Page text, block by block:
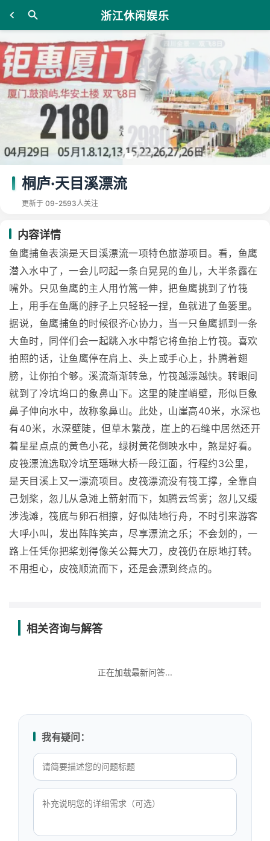
浙江休闲娱乐
桐庐·天目溪漂流
更新于 09-2593人关注
内容详情
鱼鹰捕鱼表演是天目溪漂流一项特色旅游项目。看，鱼鹰
潜入水中了，一会儿叼起一条白晃晃的鱼儿，大半条露在
嘴外。只见鱼鹰的主人用竹篙一伸，把鱼鹰挑到了竹筏
上，用手在鱼鹰的脖子上只轻轻一捏，鱼就进了鱼篓里。
据说，鱼鹰捕鱼的时候很齐心协力，当一只鱼鹰抓到一条
大鱼时，同伴们会一起跳入水中帮它将鱼抬上竹筏。喜欢
拍照的话，让鱼鹰停在肩上、头上或手心上，扑腾着翅
膀，让你拍个够。溪流渐渐转急，竹筏越漂越快。转眼间
就到了冷坑坞口的象鼻山下。这里的陡崖峭壁，形似巨象
鼻子伸向水中，故称象鼻山。此处，山崖高40米，水深也
有40米，水深壁陡，但草木繁茂，崖上的石缝中居然还开
着星星点点的黄色小花，绿树黄花倒映水中，煞是好看。
皮筏漂流选取冷坑至瑶琳大桥一段江面，行程约3公里，
是天目溪上又一漂流项目。皮筏漂流没有筏工撑，全靠自
己划桨，忽儿从急滩上箭射而下，如腾云驾雾；忽儿又缓
涉浅滩，筏底与卵石相擦，好似陆地行舟，不时引来游客
大呼小叫，发出阵阵笑声，尽享漂流之乐；不会划的，一
路上任凭你把桨划得像关公舞大刀，皮筏仍在原地打转。
不用担心，皮筏顺流而下，还是会漂到终点的。
相关咨询与解答
正在加载最新问答...
我有疑问：